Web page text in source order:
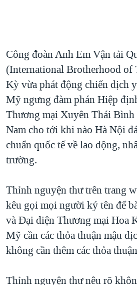
Công đoàn Anh Em Vận tải
(International Brotherhood of
Kỳ vừa phát động chiến dịch
Mỹ ngưng đàm phán Hiệp
Thương mại Xuyên Thái
Nam cho tới khi nào Hà Nội
chuẩn quốc tế về lao động,
trường.
Thỉnh nguyện thư trên trang
kêu gọi mọi người ký tên để
và Đại diện Thương mại Hoa
Mỹ cần các thỏa thuận mậu
không cần thêm các thỏa
Thỉnh nguyện thư nêu rõ